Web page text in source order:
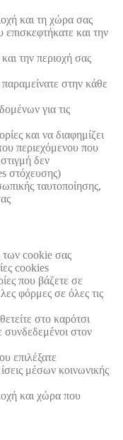
και τη χώρα σας
επισκεφτήκατε και την
την περιοχή σας
στην κάθε
για τις
και να διαφημίζει
περιεχόμενου που
δεν
στόχευσης)
ταυτοποίησης,
των cookie σας
cookies
που βάζετε σε
φόρμες σε όλες τις
στο καρότσι
συνδεδεμένοι στον
επιλέξατε
μέσων κοινωνικής
και χώρα που